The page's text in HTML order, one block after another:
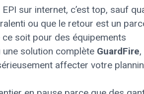
sur internet, c’est top, sauf
ou que le retour est un
ce soit pour des équipements
une solution complète GuardFire
affecter votre